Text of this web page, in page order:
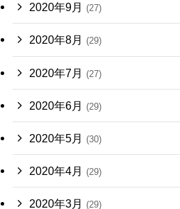
2020年9月 (27)
2020年8月 (29)
2020年7月 (27)
2020年6月 (29)
2020年5月 (30)
2020年4月 (29)
2020年3月 (29)